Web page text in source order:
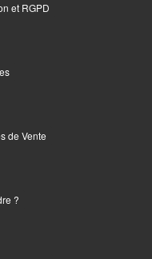
et RGPD
de Vente
?